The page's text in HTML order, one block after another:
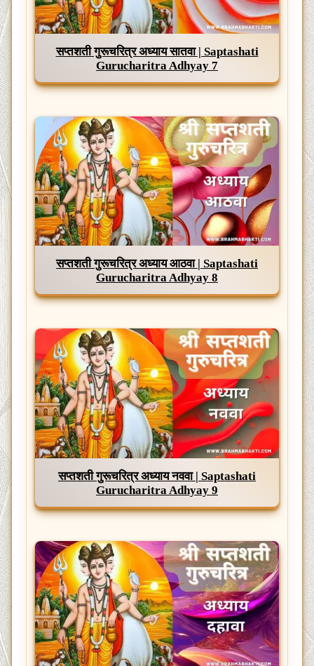
सप्तशती गुरूचरित्र अध्याय सातवा | Saptashati
Gurucharitra Adhyay 7
सप्तशती गुरूचरित्र अध्याय आठवा | Saptashati
Gurucharitra Adhyay 8
सप्तशती गुरूचरित्र अध्याय नववा | Saptashati
Gurucharitra Adhyay 9